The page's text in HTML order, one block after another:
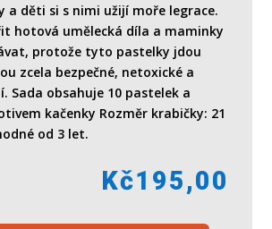
a děti si s nimi užijí moře legrace.
hotová umělecká díla a maminky
protože tyto pastelky jdou
zcela bezpečné, netoxické a
Sada obsahuje 10 pastelek a
kačenky Rozměr krabičky: 21
od 3 let.
Kč195,00